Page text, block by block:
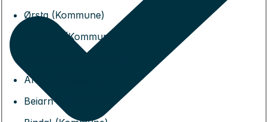
Ørsta (Kommune)
Ålesund (Kommune)
Andøy (Kommune)
Beiarn (Kommune)